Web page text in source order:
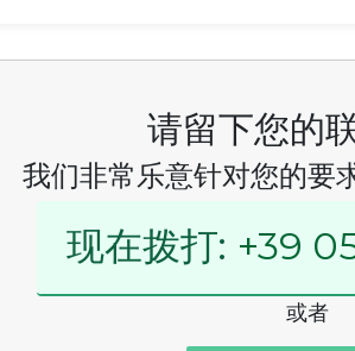
请留下您的
我们非常乐意针对您的要
现在拨打: +39
或者